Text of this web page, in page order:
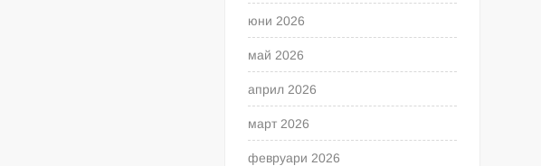
юни 2026
май 2026
април 2026
март 2026
февруари 2026